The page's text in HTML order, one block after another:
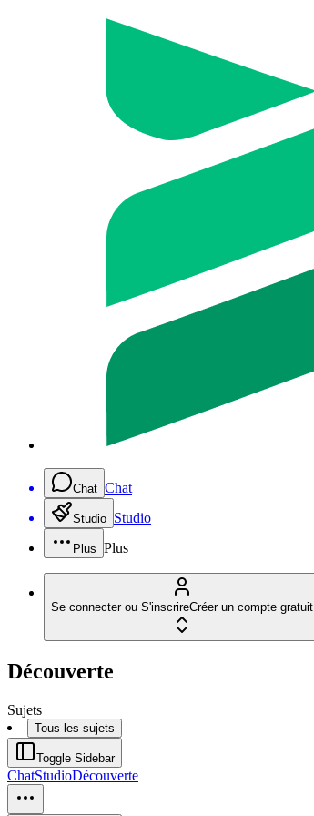
Chat Chat
Studio Studio
Plus Plus
Se connecter ou S'inscrireCréer un compte gratuit
Découverte
Sujets
Tous les sujets
Toggle Sidebar
ChatStudioDécouverte